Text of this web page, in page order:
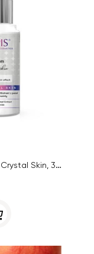
Apis Sérum s efektom Glass Skin - Crystal Skin, 30ml